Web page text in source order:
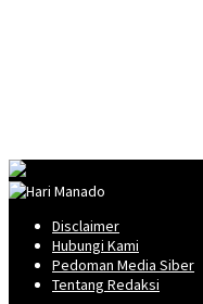
Disclaimer
Hubungi Kami
Pedoman Media Siber
Tentang Redaksi